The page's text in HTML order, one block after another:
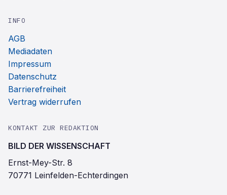
INFO
AGB
Mediadaten
Impressum
Datenschutz
Barrierefreiheit
Vertrag widerrufen
KONTAKT ZUR REDAKTION
BILD DER WISSENSCHAFT
Ernst-Mey-Str. 8
70771 Leinfelden-Echterdingen